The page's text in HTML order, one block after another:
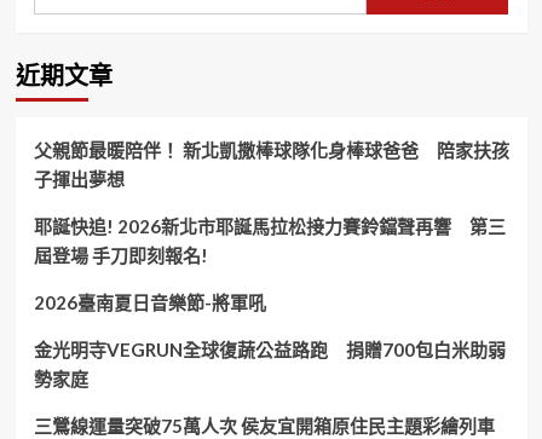
近期文章
父親節最暖陪伴！ 新北凱撒棒球隊化身棒球爸爸 陪家扶孩
子揮出夢想
耶誕快追! 2026新北市耶誕馬拉松接力賽鈴鐺聲再響 第三
屆登場 手刀即刻報名!
2026臺南夏日音樂節-將軍吼
金光明寺VEGRUN全球復蔬公益路跑 捐贈700包白米助弱
勢家庭
三鶯線運量突破75萬人次 侯友宜開箱原住民主題彩繪列車